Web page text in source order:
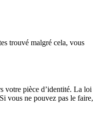
trouvé malgré cela, vous
votre pièce d’identité. La loi
vous ne pouvez pas le faire,